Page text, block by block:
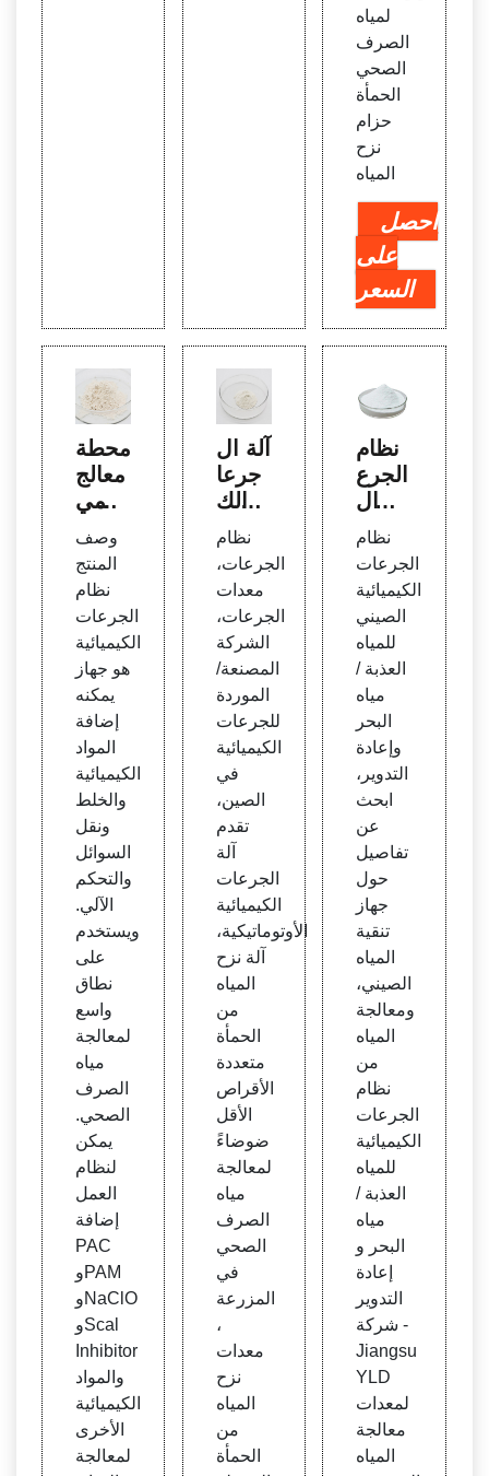
لمياه
الصرف
الصحي
الحمأة
حزام
نزح
المياه
احصل
على
السعر
محطة
معالج
ة المي
اه الص
ينية ا
لأوتوم
اتيكية
PAC،
PAM
Che
mica
وصف
المنتج
نظام
الجرعات
الكيميائية
هو جهاز
يمكنه
إضافة
المواد
الكيميائية
والخلط
ونقل
السوائل
والتحكم
الآلي.
ويستخدم
على
نطاق
واسع
لمعالجة
مياه
الصرف
الصحي.
يمكن
لنظام
العمل
إضافة
PAC
وPAM
وNaClO
وScal
Inhibitor
والمواد
الكيميائية
الأخرى
لمعالجة
آلة ال
جرعا
ت الك
يميائ
ية الأو
تومات
يكية ف
ي الص
ين - ا
لجرعا
ت ال
صينية
نظام
الجرعات،
معدات
الجرعات،
الشركة
المصنعة/
الموردة
للجرعات
الكيميائية
في
الصين،
تقدم
آلة
الجرعات
الكيميائية
الأوتوماتيكية،
آلة نزح
المياه
من
الحمأة
متعددة
الأقراص
الأقل
ضوضاءً
لمعالجة
مياه
الصرف
الصحي
في
المزرعة
،
معدات
نزح
المياه
من
الحمأة
نظام
الجرع
ات ال
كيميا
ئية ال
صيني
للمياه
العذبة
/ مياه
البحر
نظام
الجرعات
الكيميائية
الصيني
للمياه
العذبة /
مياه
البحر
وإعادة
التدوير،
ابحث
عن
تفاصيل
حول
جهاز
تنقية
المياه
الصيني،
ومعالجة
المياه
من
نظام
الجرعات
الكيميائية
للمياه
العذبة /
مياه
البحر و
إعادة
التدوير
- شركة
Jiangsu
YLD
لمعدات
معالجة
المياه